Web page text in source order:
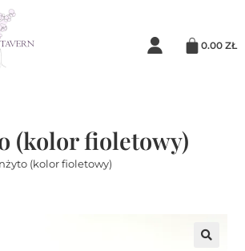
0.00 ZŁ
(kolor fioletowy)
(kolor fioletowy)